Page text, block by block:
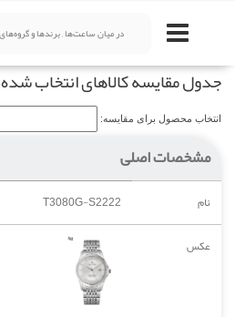
جدول مقایسه کالاهای انتخاب شده
انتخاب محصول برای مقایسه:
مشخصات اصلی
نام
T3080G-S2222
عکس